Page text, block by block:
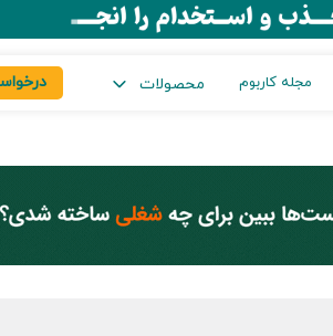
مجله کاربوم محصولات